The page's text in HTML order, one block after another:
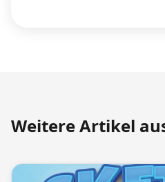
Weitere Artikel